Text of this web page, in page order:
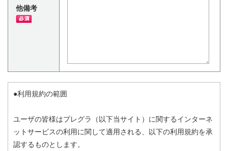
他備考
●利用規約の範囲
ユーザの皆様はプレグラ（以下当サイト）に関するインターネ
ットサービスの利用に関して適用される、以下の利用規約を承
認するものとします。